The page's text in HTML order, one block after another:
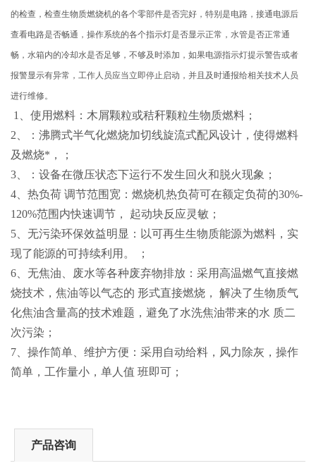
的检查，检查生物质燃烧机的各个零部件是否完好，特别是电路，接通电源后
查看电路是否畅通，操作系统的各个指示灯是否显示正常，水管是否正常通
畅，水箱内的冷却水是否足够，不够及时添加，如果电源指示灯提示警告或者
报警显示有异常，工作人员应当立即停止启动，并且及时通报给相关技术人员
进行维修。
1、使用燃料：木屑颗粒或秸秆颗粒生物质燃料；
2、：沸腾式半气化燃烧加切线旋流式配风设计，使得燃料
及燃烧*，；
3、：设备在微压状态下运行不发生回火和脱火现象；
4、热负荷 调节范围宽：燃烧机热负荷可在额定负荷的30%-
120%范围内快速调节， 起动块反应灵敏；
5、无污染环保效益明显：以可再生生物质能源为燃料，实
现了能源的可持续利用。 ；
6、无焦油、废水等各种废弃物排放：采用高温燃气直接燃
烧技术，焦油等以气态的 形式直接燃烧， 解决了生物质气
化焦油含量高的技术难题，避免了水洗焦油带来的水 质二
次污染；
7、操作简单、维护方便：采用自动给料，风力除灰，操作
简单，工作量小，单人值 班即可；
产品咨询